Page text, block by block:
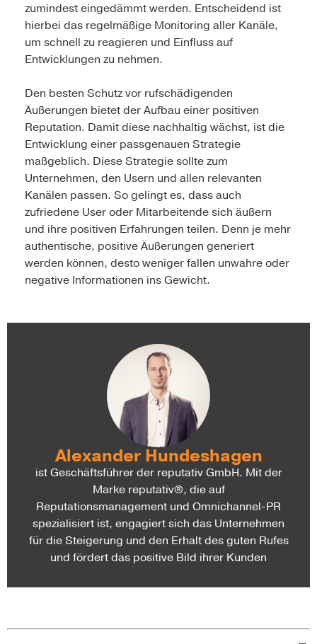
zumindest eingedämmt werden. Entscheidend ist
hierbei das regelmäßige Monitoring aller Kanäle,
um schnell zu reagieren und Einfluss auf
Entwicklungen zu nehmen.
Den besten Schutz vor rufschädigenden
Äußerungen bietet der Aufbau einer positiven
Reputation. Damit diese nachhaltig wächst, ist die
Entwicklung einer passgenauen Strategie
maßgeblich. Diese Strategie sollte zum
Unternehmen, den Usern und allen relevanten
Kanälen passen. So gelingt es, dass auch
zufriedene User oder Mitarbeitende sich äußern
und ihre positiven Erfahrungen teilen. Denn je mehr
authentische, positive Äußerungen generiert
werden können, desto weniger fallen unwahre oder
negative Informationen ins Gewicht.
Alexander Hundeshagen
ist Geschäftsführer der reputativ GmbH. Mit der
Marke reputativ®, die auf
Reputationsmanagement und Omnichannel-PR
spezialisiert ist, engagiert sich das Unternehmen
für die Steigerung und den Erhalt des guten Rufes
und fördert das positive Bild ihrer Kunden